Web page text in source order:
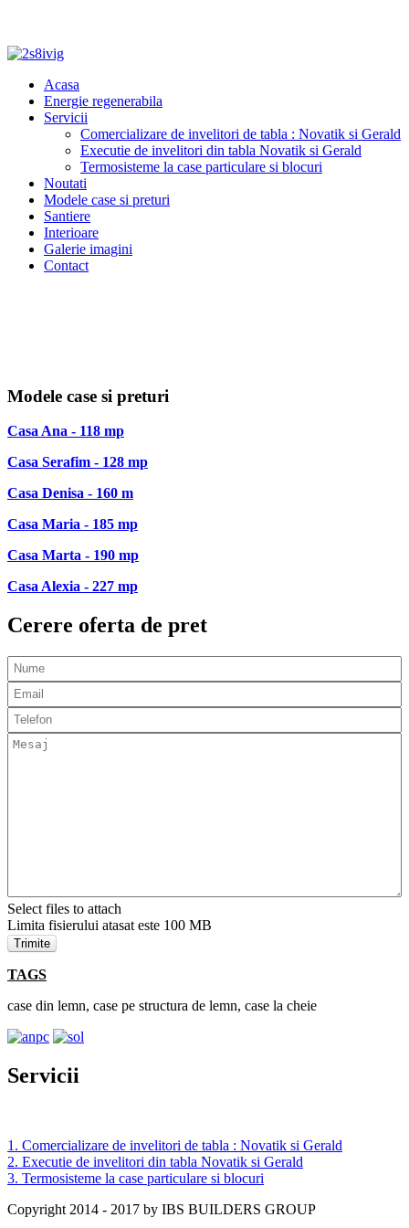
Acasa
Energie regenerabila
Servicii
Comercializare de invelitori de tabla : Novatik si Gerald
Executie de invelitori din tabla Novatik si Gerald
Termosisteme la case particulare si blocuri
Noutati
Modele case si preturi
Santiere
Interioare
Galerie imagini
Contact
Modele case si preturi
Casa Ana - 118 mp
Casa Serafim - 128 mp
Casa Denisa - 160 m
Casa Maria - 185 mp
Casa Marta - 190 mp
Casa Alexia - 227 mp
Cerere oferta de pret
Select files to attach
Limita fisierului atasat este 100 MB
Trimite
TAGS
case din lemn, case pe structura de lemn, case la cheie
Servicii
1. Comercializare de invelitori de tabla : Novatik si Gerald
2. Executie de invelitori din tabla Novatik si Gerald
3. Termosisteme la case particulare si blocuri
Copyright 2014 - 2017 by IBS BUILDERS GROUP